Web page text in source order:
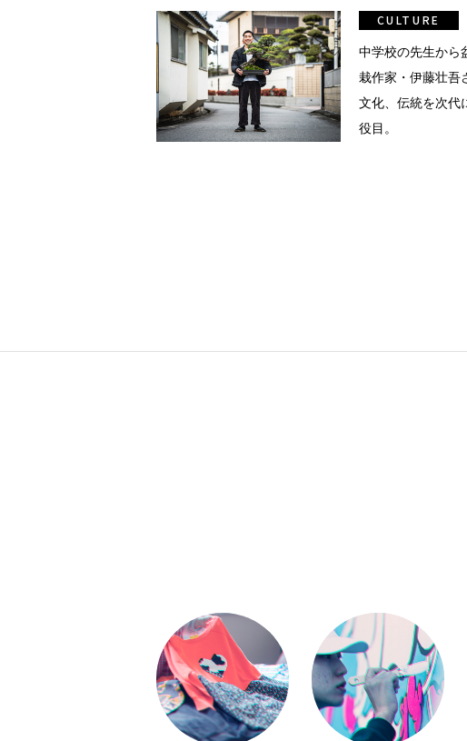
中学校の先生から
栽作家・伊藤壮吾
文化、伝統を次代
役目。
CULTURE